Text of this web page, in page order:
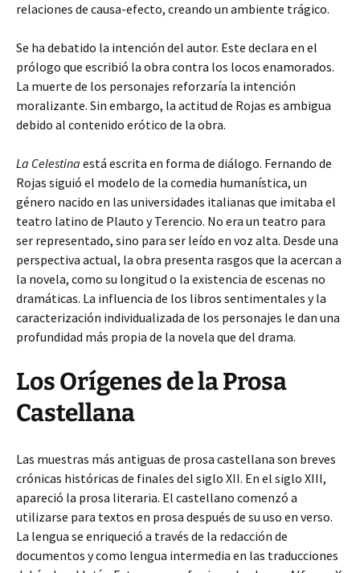
relaciones de causa-efecto, creando un ambiente trágico.
Se ha debatido la intención del autor. Este declara en el
prólogo que escribió la obra contra los locos enamorados.
La muerte de los personajes reforzaría la intención
moralizante. Sin embargo, la actitud de Rojas es ambigua
debido al contenido erótico de la obra.
La Celestina está escrita en forma de diálogo. Fernando de
Rojas siguió el modelo de la comedia humanística, un
género nacido en las universidades italianas que imitaba el
teatro latino de Plauto y Terencio. No era un teatro para
ser representado, sino para ser leído en voz alta. Desde una
perspectiva actual, la obra presenta rasgos que la acercan a
la novela, como su longitud o la existencia de escenas no
dramáticas. La influencia de los libros sentimentales y la
caracterización individualizada de los personajes le dan una
profundidad más propia de la novela que del drama.
Los Orígenes de la Prosa
Castellana
Las muestras más antiguas de prosa castellana son breves
crónicas históricas de finales del siglo XII. En el siglo XIII,
apareció la prosa literaria. El castellano comenzó a
utilizarse para textos en prosa después de su uso en verso.
La lengua se enriqueció a través de la redacción de
documentos y como lengua intermedia en las traducciones